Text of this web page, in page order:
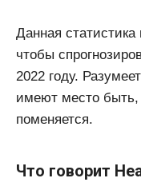
Данная статистика
чтобы
2022 году.
имеют место быть,
поменяется.
Что говорит